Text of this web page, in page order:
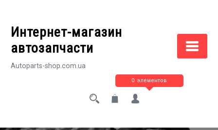
содержимому
Интернет-магазин
автозапчасти
Autoparts-shop.com.ua
0 элементов